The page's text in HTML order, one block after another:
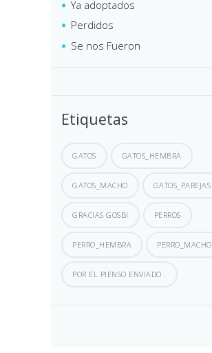
Ya adoptados
Perdidos
Se nos Fueron
Etiquetas
GATOS GATOS_HEMBRA
GATOS_MACHO GATOS_PAREJAS
GRACIAS GOSBI PERROS
PERRO_HEMBRA PERRO_MACHO
POR EL PIENSO ENVIADO .